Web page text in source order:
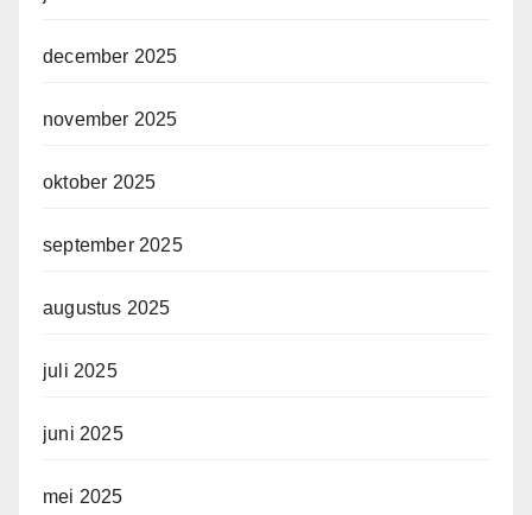
december 2025
november 2025
oktober 2025
september 2025
augustus 2025
juli 2025
juni 2025
mei 2025